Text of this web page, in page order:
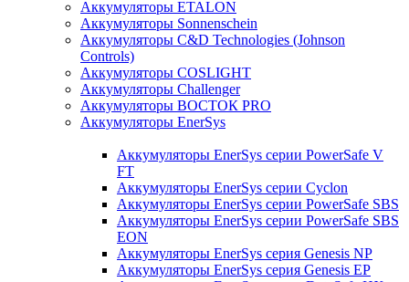
Аккумуляторы ETALON
Аккумуляторы Sonnenschein
Аккумуляторы С&D Technologies (Johnson
Controls)
Аккумуляторы COSLIGHT
Аккумуляторы Challenger
Аккумуляторы ВОСТОК PRO
Аккумуляторы EnerSys
Аккумуляторы EnerSys серии PowerSafe V
FT
Аккумуляторы EnerSys серии Cyclon
Аккумуляторы EnerSys серии PowerSafe SBS
Аккумуляторы EnerSys серии PowerSafe SBS
EON
Аккумуляторы EnerSys серия Genesis NP
Аккумуляторы EnerSys серия Genesis EP